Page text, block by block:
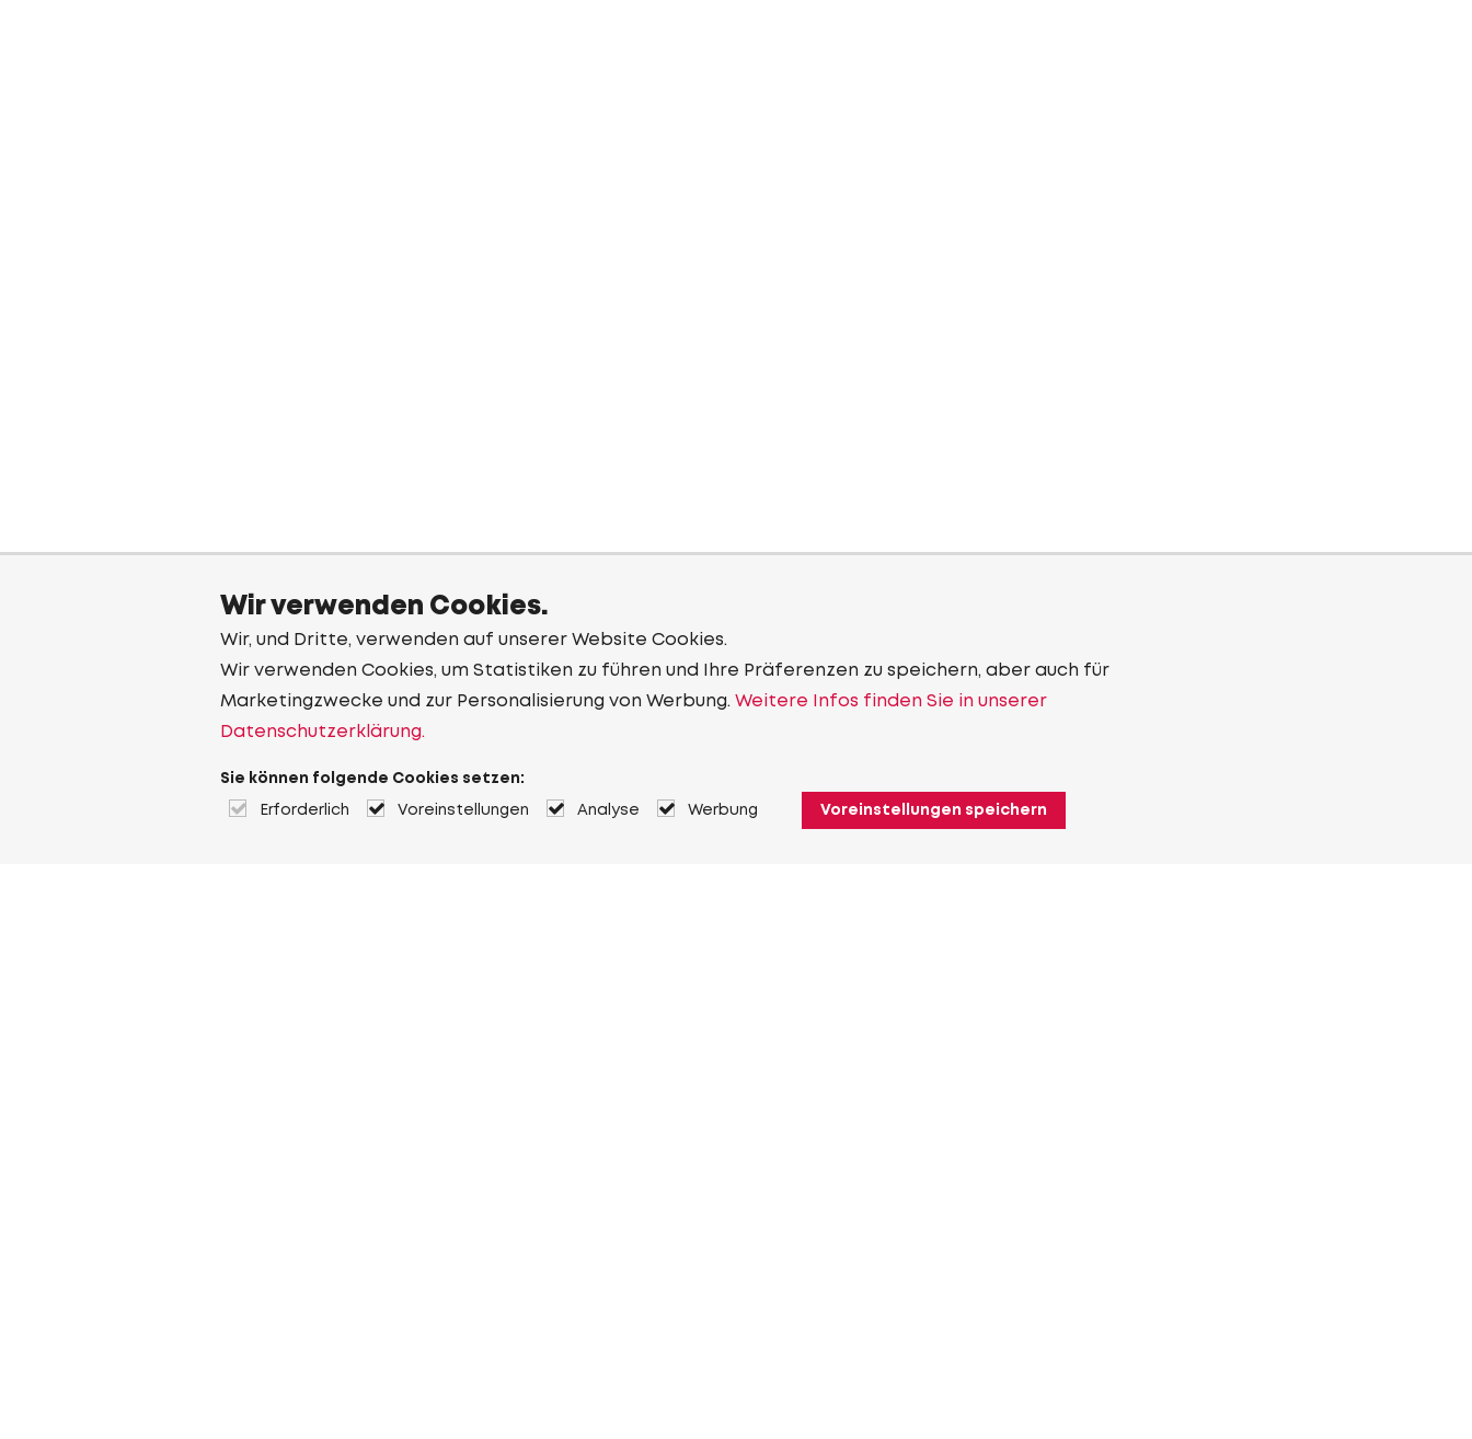
Wir verwenden Cookies.
Wir, und Dritte, verwenden auf unserer Website Cookies.
Wir verwenden Cookies, um Statistiken zu führen und Ihre Präferenzen zu speichern, aber auch für
Marketingzwecke und zur Personalisierung von Werbung. Weitere Infos finden Sie in unserer
Datenschutzerklärung.
Sie können folgende Cookies setzen:
Erforderlich Voreinstellungen Analyse Werbung Voreinstellungen speichern